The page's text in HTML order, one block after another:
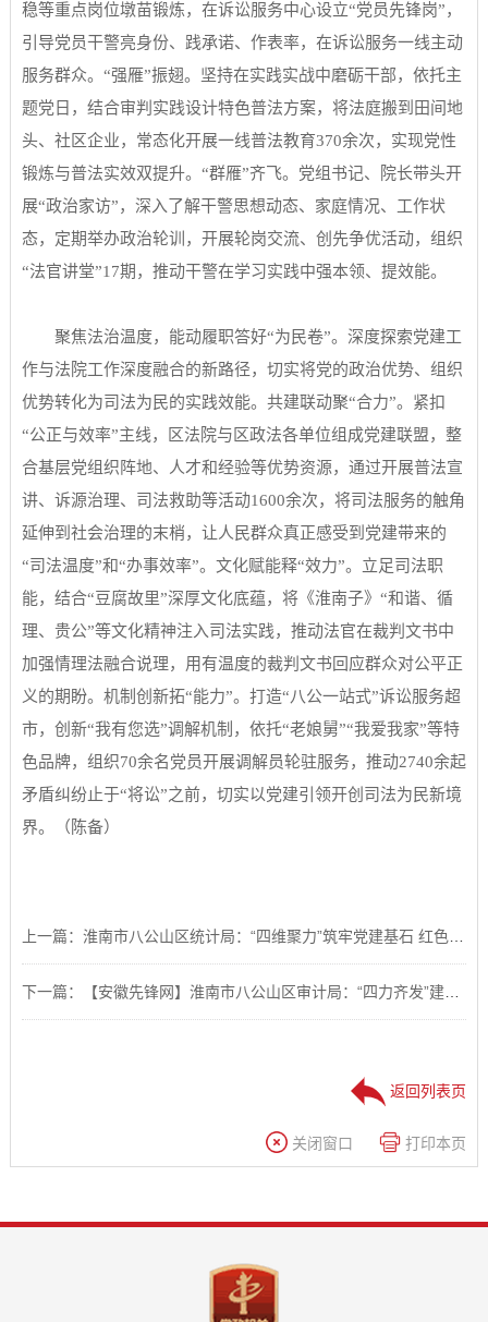
稳等重点岗位墩苗锻炼，在诉讼服务中心设立“党员先锋岗”，
引导党员干警亮身份、践承诺、作表率，在诉讼服务一线主动
服务群众。“强雁”振翅。坚持在实践实战中磨砺干部，依托主
题党日，结合审判实践设计特色普法方案，将法庭搬到田间地
头、社区企业，常态化开展一线普法教育370余次，实现党性
锻炼与普法实效双提升。“群雁”齐飞。党组书记、院长带头开
展“政治家访”，深入了解干警思想动态、家庭情况、工作状
态，定期举办政治轮训，开展轮岗交流、创先争优活动，组织
“法官讲堂”17期，推动干警在学习实践中强本领、提效能。
聚焦法治温度，能动履职答好“为民卷”。深度探索党建工
作与法院工作深度融合的新路径，切实将党的政治优势、组织
优势转化为司法为民的实践效能。共建联动聚“合力”。紧扣
“公正与效率”主线，区法院与区政法各单位组成党建联盟，整
合基层党组织阵地、人才和经验等优势资源，通过开展普法宣
讲、诉源治理、司法救助等活动1600余次，将司法服务的触角
延伸到社会治理的末梢，让人民群众真正感受到党建带来的
“司法温度”和“办事效率”。文化赋能释“效力”。立足司法职
能，结合“豆腐故里”深厚文化底蕴，将《淮南子》“和谐、循
理、贵公”等文化精神注入司法实践，推动法官在裁判文书中
加强情理法融合说理，用有温度的裁判文书回应群众对公平正
义的期盼。机制创新拓“能力”。打造“八公一站式”诉讼服务超
市，创新“我有您选”调解机制，依托“老娘舅”“我爱我家”等特
色品牌，组织70余名党员开展调解员轮驻服务，推动2740余起
矛盾纠纷止于“将讼”之前，切实以党建引领开创司法为民新境
界。（陈备）
下一篇：【安徽先锋网】淮南市八公山区审计局：“四力齐发”建强战斗堡垒 党建赋能审计事业高质量发展
返回列表页
关闭窗口 打印本页